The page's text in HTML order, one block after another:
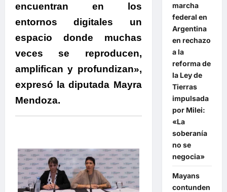
encuentran en los
entornos digitales un
espacio donde muchas
veces se reproducen,
amplifican y profundizan»,
expresó la diputada Mayra
Mendoza.
marcha
federal en
Argentina
en rechazo
a la
reforma de
la Ley de
Tierras
impulsada
por Milei:
«La
soberanía
no se
negocia»
Mayans
contunden